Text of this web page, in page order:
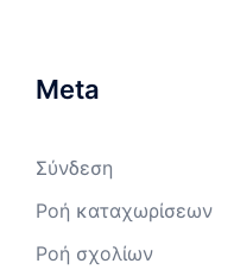
Meta
Σύνδεση
Ροή καταχωρίσεων
Ροή σχολίων